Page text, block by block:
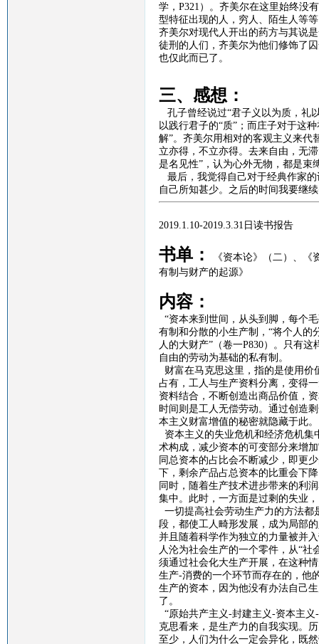
学， P321 ）。齐美尔在这里始终没
型特征出现的人，穷人、陌生人等
齐美尔对现代人开出的药方与其说
徒刑的人们，齐美尔为他们修饰了
也仅此而已了。
三、感想：
孔子曾经说过“君子义以为质，礼
以践行君子的“质”；而庄子对于这
解”。齐美尔用相对的客观主义来代
立亦得，不立亦得。去来自由，无
是名见性”，认为心外无物，都是束
最后，我觉得自己对于经典作家
自己所知甚少。之后的时间我要继
2019.1.10-2019.3.31 日读书报告
书单： 《资本论》（二）、
《
有制与财产的起源》
内容：
“资本来到世间，从头到脚，每个
有制和分散的小生产制，“将个人的
人的大财产”（卷一P830）。只有这
自由的劳动为基础的私有制。
财富在马克思这里，指的是使用价
占有，工人与生产资料分离，变得
资料结合，不断创造出商品价值，
时间则是工人无偿劳动。通过创造
本主义财富增值的秘密就隐藏于此。
资本主义的失业危机和经济危机集
术构成，减少资本的可变部分来增
同总资本的占比会不断减少，即更
下，剩余产品占总资本的比重会下
同时，随着生产技术进步带来的利
集中。此时，一方面是过剩的失业
一切提高社会劳动生产力的方法都
段，都使工人畸形发展，成为局部
并且随着科学作为独立的力量被并
人沦为社会生产的一个零件，从“
须通过社会化大生产开展，在这种
生产-消费的一个环节而存在的，他
生产的资本，因为他没有办法自己
了。
“原始共产主义-封建主义-资本主义-
克思看来，是生产力的自我实现。
至少，人们为什么一定会异化，既